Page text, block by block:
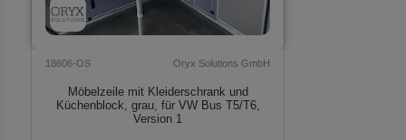
18606-OS Oryx Solutions GmbH
Möbelzeile mit Kleiderschrank und
Küchenblock, grau, für VW Bus T5/T6,
Version 1